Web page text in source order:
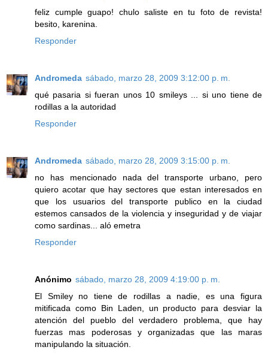
feliz cumple guapo! chulo saliste en tu foto de revista!
besito, karenina.
Responder
Andromeda sábado, marzo 28, 2009 3:12:00 p. m.
qué pasaria si fueran unos 10 smileys ... si uno tiene de
rodillas a la autoridad
Responder
Andromeda sábado, marzo 28, 2009 3:15:00 p. m.
no has mencionado nada del transporte urbano, pero
quiero acotar que hay sectores que estan interesados en
que los usuarios del transporte publico en la ciudad
estemos cansados de la violencia y inseguridad y de viajar
como sardinas... aló emetra
Responder
Anónimo sábado, marzo 28, 2009 4:19:00 p. m.
El Smiley no tiene de rodillas a nadie, es una figura
mitificada como Bin Laden, un producto para desviar la
atención del pueblo del verdadero problema, que hay
fuerzas mas poderosas y organizadas que las maras
manipulando la situación.